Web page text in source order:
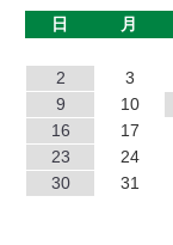
MHワンショット
EMP
DMP
NC
日
月
2
3
9
10
16
17
23
24
30
31